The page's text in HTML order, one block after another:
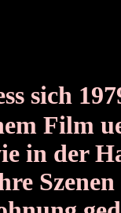
sich
Film
in der